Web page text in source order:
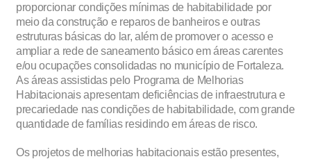
proporcionar condições mínimas de habitabilidade por
meio da construção e reparos de banheiros e outras
estruturas básicas do lar, além de promover o acesso e
ampliar a rede de saneamento básico em áreas carentes
e/ou ocupações consolidadas no município de Fortaleza.
As áreas assistidas pelo Programa de Melhorias
Habitacionais apresentam deficiências de infraestrutura e
precariedade nas condições de habitabilidade, com grande
quantidade de famílias residindo em áreas de risco.
Os projetos de melhorias habitacionais estão presentes,